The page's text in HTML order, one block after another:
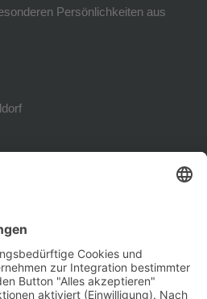
Persönlichkeiten aus